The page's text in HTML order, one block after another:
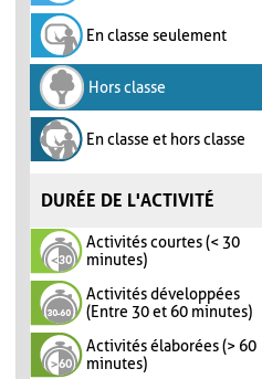
En classe seulement
Hors classe
En classe et hors classe
DURÉE DE L'ACTIVITÉ
Activités courtes (< 30
minutes)
Activités développées
(Entre 30 et 60 minutes)
Activités élaborées (> 60
minutes)